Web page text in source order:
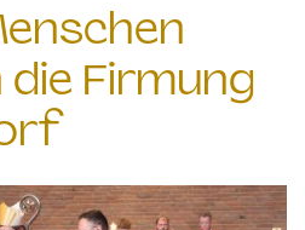
Firmung